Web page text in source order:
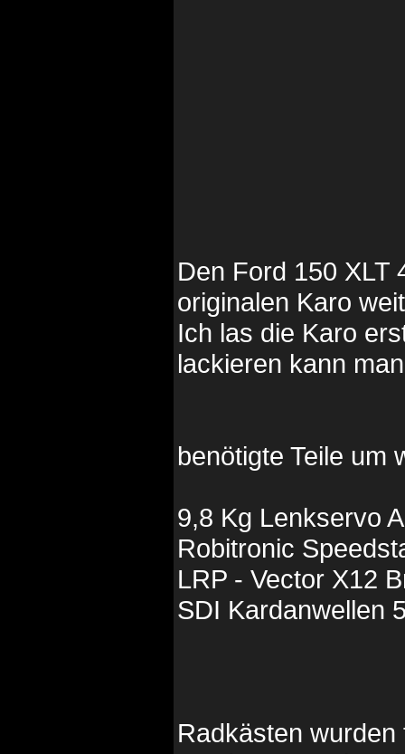
Den Ford 150 XLT
originalen Karo
Ich las die Karo
lackieren kann
benötigte Teile um
9,8 Kg Lenkservo
Robitronic
LRP - Vector X12
SDI Kardanwellen
Radkästen